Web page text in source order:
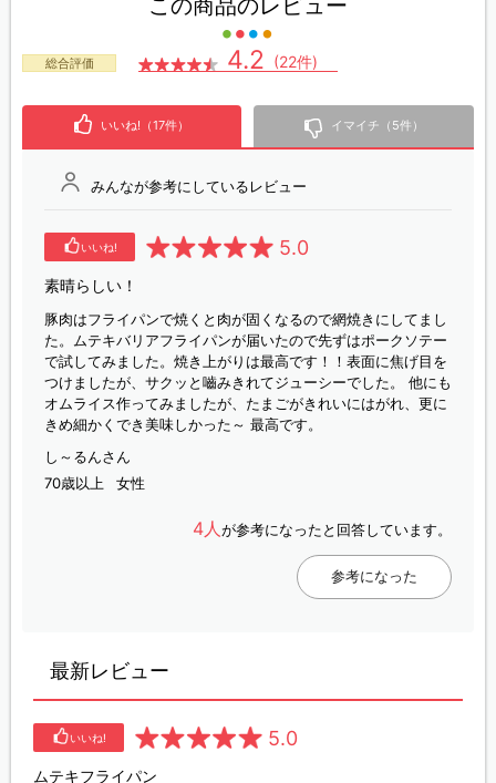
この商品のレビュー
総合評価 4.2 (22件)
いいね!（17件） イマイチ（5件）
みんなが参考にしているレビュー
いいね! 5.0
素晴らしい！
豚肉はフライパンで焼くと肉が固くなるので網焼きにしてまし
た。ムテキバリアフライパンが届いたので先ずはポークソテー
で試してみました。焼き上がりは最高です！！表面に焦げ目を
つけましたが、サクッと嚙みきれてジューシーでした。 他にも
オムライス作ってみましたが、たまごがきれいにはがれ、更に
きめ細かくでき美味しかった～ 最高です。
し～るんさん
70歳以上
女性
4人 が参考になったと回答しています。
参考になった
最新レビュー
いいね! 5.0
ムテキフライパン